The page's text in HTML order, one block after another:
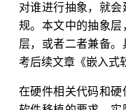
对谁进行抽象，就
规。本文中的抽象
层，或者二者兼备
考后续文章《嵌入式
在硬件相关代码和